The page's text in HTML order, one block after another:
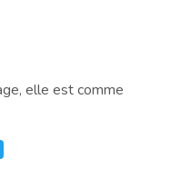
elle est comme